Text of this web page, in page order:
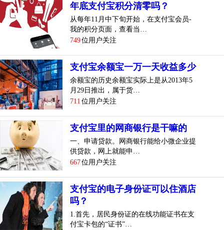
年底支付宝积分清零吗？
从每年11月中下旬开始，在支付宝会员-
我的积分页面，查看当…
749位用户关注
支付宝余额宝一万一天收益多少
余额宝的历史余额宝实际上是从2013年5
月29日推出，属于货…
711 位用户关注
支付宝里的网商银行是干嘛的
一、申请贷款。网商银行能给小微企业提
供贷款，网上就能申…
667位用户关注
支付宝的电子身份证可以住酒店
吗？
1.首先，居民身份证的在线功能证书在支
付宝卡包的“证书”…